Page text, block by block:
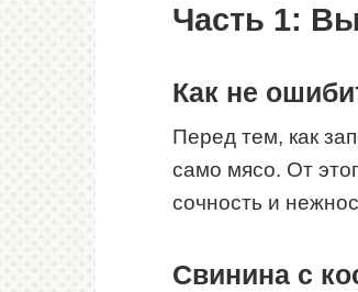
Часть 1:
Как не
Перед тем, как
само мясо. От
сочность и
Свинина с